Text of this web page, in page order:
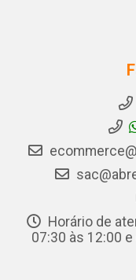
Horário de
07:30 às 12:00